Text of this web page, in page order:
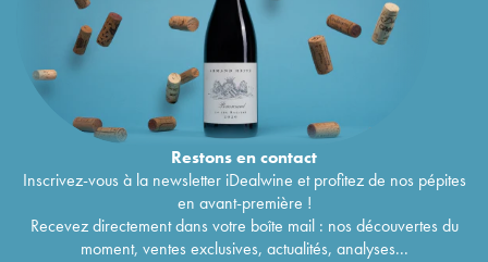
Restons encontact
Inscrivez-vous à la newsletter iDealwine et profitez de nos pépites
en avant-première !
Recevez directement dans votre boîte mail : nos découvertes du
moment, ventes exclusives, actualités, analyses...